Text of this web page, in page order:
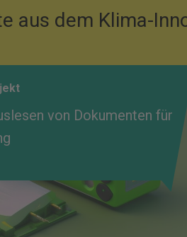
aus dem Klima-
von Dokumenten für